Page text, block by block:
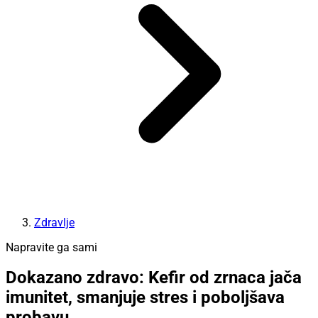
Zdravlje
Napravite ga sami
Dokazano zdravo: Kefir od zrnaca jača
imunitet, smanjuje stres i poboljšava